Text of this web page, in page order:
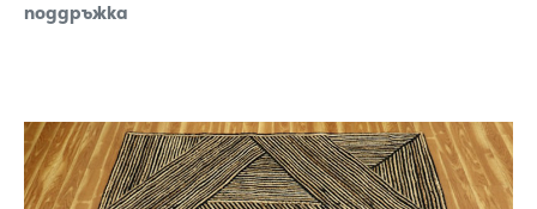
поддръжка